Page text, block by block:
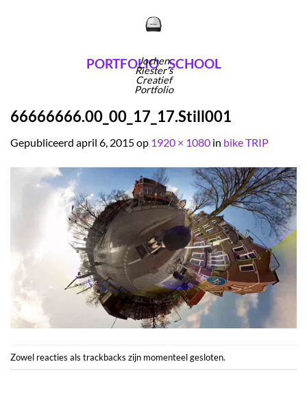
Jochen
Riester's
Creatief
Portfolio
PORTFOLIO SCHOOL
66666666.00_00_17_17.Still001
Gepubliceerd april 6, 2015op 1920 × 1080 in bike TRIP
Zowel reacties als trackbacks zijn momenteel gesloten.